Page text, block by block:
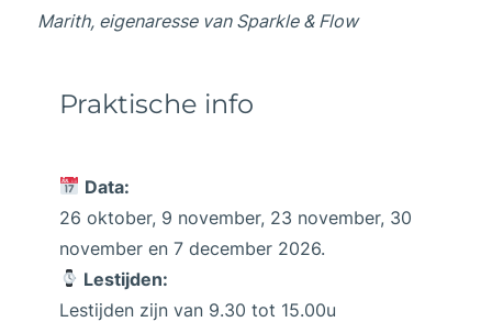
Marith, eigenaresse van Sparkle & Flow
Praktische info
Data:
26 oktober, 9 november, 23 november, 30
november en 7 december 2026.
Lestijden:
Lestijden zijn van 9.30 tot 15.00u